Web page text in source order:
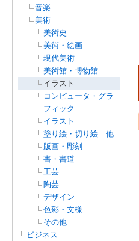
音楽
美術
美術史
美術・絵画
現代美術
美術館・博物館
イラスト
コンピュータ・グラ
フィック
イラスト
塗り絵・切り絵 他
版画・彫刻
書・書道
工芸
陶芸
デザイン
色彩・文様
その他
ビジネス